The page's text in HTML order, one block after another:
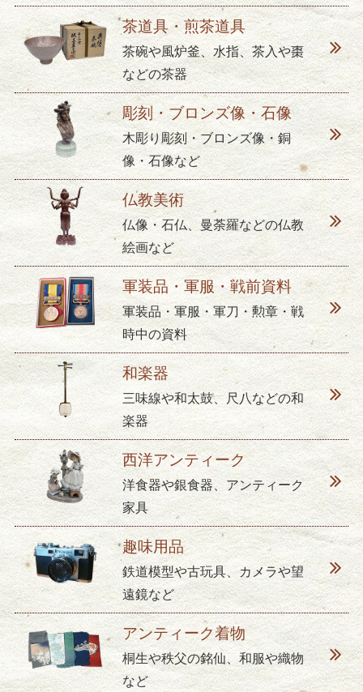
茶道具・煎茶道具
茶碗や風炉釜、水指、茶入や棗
などの茶器
彫刻・ブロンズ像・石像
木彫り彫刻・ブロンズ像・銅
像・石像など
仏教美術
仏像・石仏、曼荼羅などの仏教
絵画など
軍装品・軍服・戦前資料
軍装品・軍服・軍刀・勲章・戦
時中の資料
和楽器
三味線や和太鼓、尺八などの和
楽器
西洋アンティーク
洋食器や銀食器、アンティーク
家具
趣味用品
鉄道模型や古玩具、カメラや望
遠鏡など
アンティーク着物
桐生や秩父の銘仙、和服や織物
など